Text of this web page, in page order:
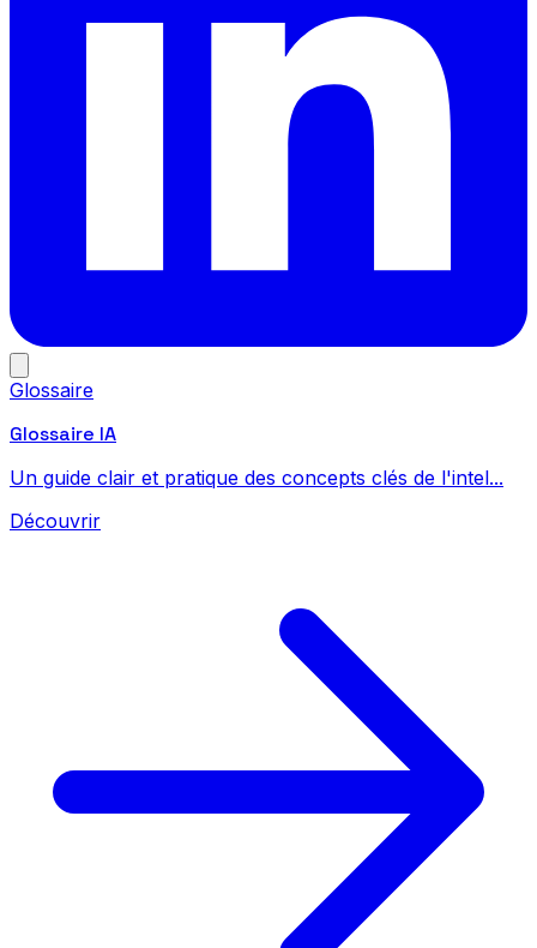
Glossaire
Glossaire IA
Un guide clair et pratique des concepts clés de l'intel...
Découvrir